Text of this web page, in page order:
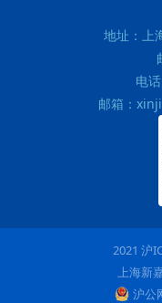
地址： 上
电话
邮箱：
2021 沪
上海新
沪公